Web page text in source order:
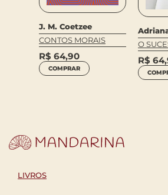
J. M. Coetzee
CONTOS MORAIS
R$ 64,90
COMPRAR
O
R$
LIVROS